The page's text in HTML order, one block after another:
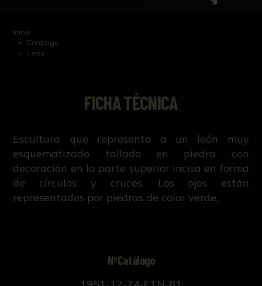
Inicio
Catálogo
León
FICHA TÉCNICA
Escultura que representa a un león muy
esquematizado tallado en piedra con
decoración en la parte superior incisa en forma
de círculos y cruces. Los ojos están
representados por piedras de color verde.
NºCatálogo